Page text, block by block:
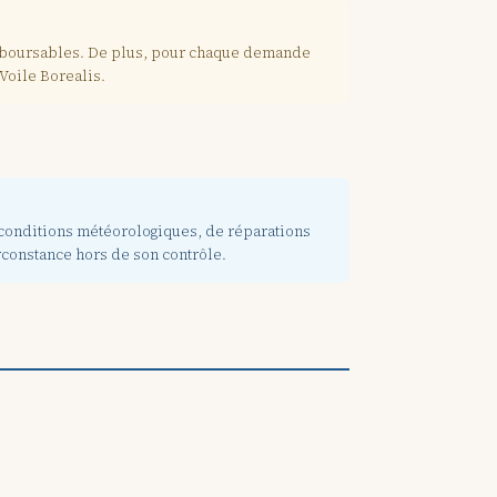
De plus, pour chaque demande
Borealis.
météorologiques, de réparations
hors de son contrôle.